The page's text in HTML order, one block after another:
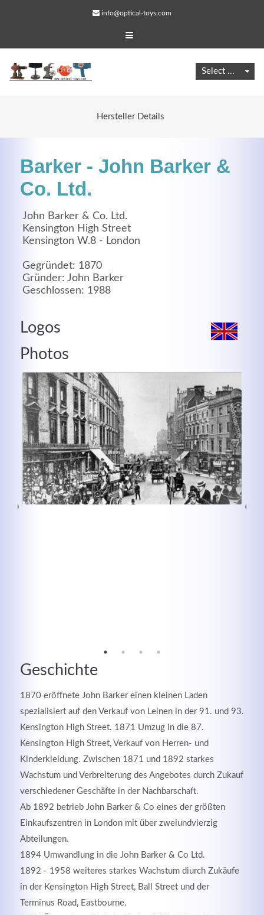
info@optical-toys.com
Hersteller Details
Barker - John Barker &
Co. Ltd.
John Barker & Co. Ltd.
Kensington High Street
Kensington W.8 - London
Gegründet: 1870
Gründer: John Barker
Geschlossen: 1988
Logos
Photos
Geschichte
1870 eröffnete John Barker einen kleinen Laden
spezialisiert auf den Verkauf von Leinen in der 91. und 93.
Kensington High Street. 1871 Umzug in die 87.
Kensington High Street, Verkauf von Herren- und
Kinderkleidung. Zwischen 1871 und 1892 starkes
Wachstum und Verbreiterung des Angebotes durch Zukauf
verschiedener Geschäfte in der Nachbarschaft.
Ab 1892 betrieb John Barker & Co eines der größten
Einkaufszentren in London mit über zweiundvierzig
Abteilungen.
1894 Umwandlung in die John Barker & Co Ltd.
1892 - 1958 weiteres starkes Wachstum diurch Zukäufe
in der Kensington High Street, Ball Street und der
Terminus Road, Eastbourne.
Web Projects
Lorem ipsum dolor sit amet, consectetuer adipiscing
MEHR INFOS
Good Service
Lorem ipsum dolor sit amet, consectetuer adipiscing
elit. Aenean commodo ligula eget dolor.
Modern & Simple
Kontaktdaten
Herbert Lukaszewski